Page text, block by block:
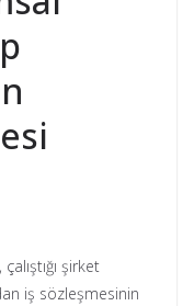
şirket
iş sözleşmesinin